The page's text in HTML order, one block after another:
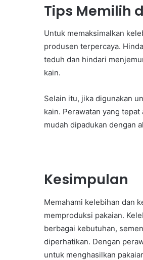
Tips Memilih
Untuk memaksimalkan
produsen terpercaya.
teduh dan hindari
kain.
Selain itu, jika digunakan
kain. Perawatan yang
mudah dipadukan dengan
Kesimpulan
Memahami kelebihan dan
memproduksi pakaian.
berbagai kebutuhan,
diperhatikan. Dengan
untuk menghasilkan